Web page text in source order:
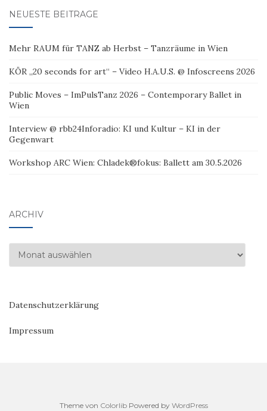
NEUESTE BEITRÄGE
Mehr RAUM für TANZ ab Herbst – Tanzräume in Wien
KÖR „20 seconds for art“ – Video H.A.U.S. @ Infoscreens 2026
Public Moves – ImPulsTanz 2026 – Contemporary Ballet in
Wien
Interview @ rbb24Inforadio: KI und Kultur – KI in der
Gegenwart
Workshop ARC Wien: Chladek®fokus: Ballett am 30.5.2026
ARCHIV
Archiv
Datenschutzerklärung
Impressum
Theme von ColorlibPowered by WordPress